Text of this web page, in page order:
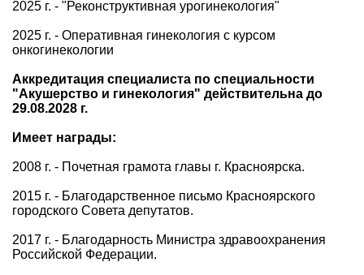
2025 г. - "Реконструктивная урогинекология"
2025 г. - Оперативная гинекология с курсом
онкогинекологии
Аккредитация специалиста по специальности
"Акушерство и гинекология" действительна до
29.08.2028 г.
Имеет награды:
2008 г. - Почетная грамота главы г. Красноярска.
2015 г. - Благодарственное письмо Красноярского
городского Совета депутатов.
2017 г. - Благодарность Министра здравоохранения
Российской Федерации.